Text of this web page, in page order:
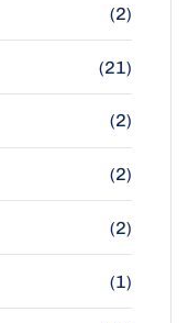
(2)
(21)
(2)
(2)
(2)
(1)